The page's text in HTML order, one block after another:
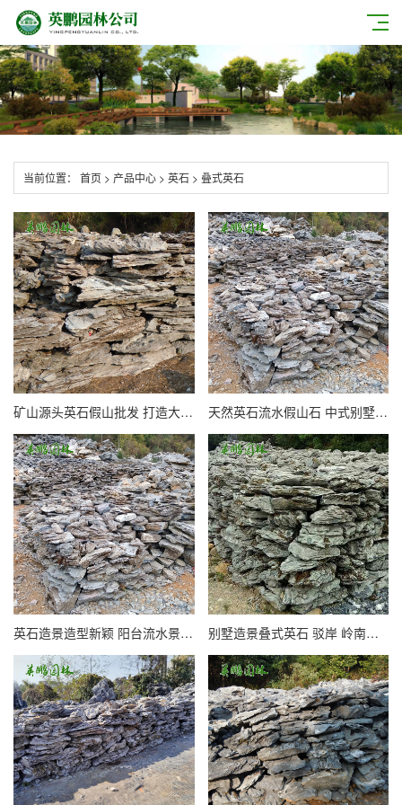
当前位置： 首页 > 产品中心 > 英石 > 叠式英石
矿山源头英石假山批发 打造大自然庭院青龙石流水造景石头厂 天然英石流水假山石 中式别墅庭院公园生态驳岸石 英鹏景观厂
英石造景造型新颖 阳台流水景观制作 实力厂家英德石假山石 别墅造景叠式英石 驳岸 岭南特色庭院假山质优英德石